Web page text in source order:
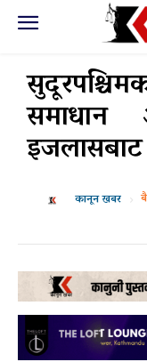
समाधान
इजलासबाट
कानून खबर